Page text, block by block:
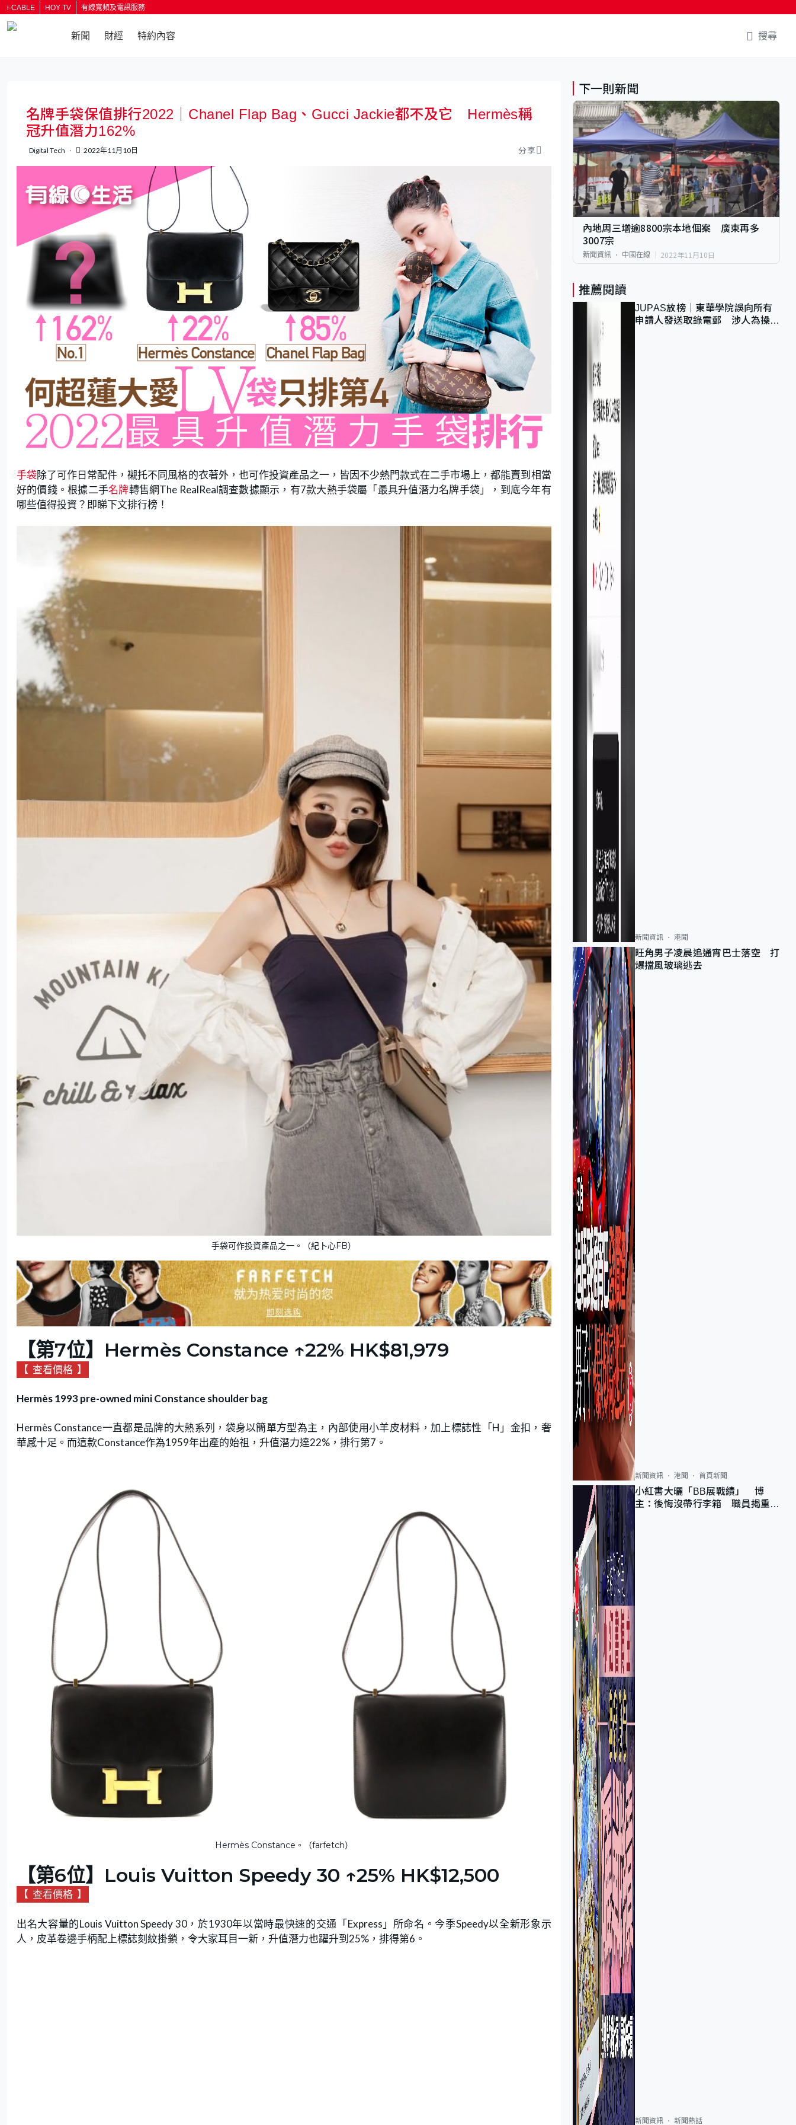
i-CABLE HOY TV 有線寬頻及電訊服務
新聞 財經 特約內容 搜尋
名牌手袋保值排行2022｜Chanel Flap Bag、Gucci Jackie都不及它 Hermès稱
冠升值潛力162%
Digital Tech 2022年11月10日 分享
手袋除了可作日常配件，襯托不同風格的衣著外，也可作投資產品之一，皆因不少熱門款式在二手市場上，都能賣到相當
好的價錢。根據二手名牌轉售網The RealReal調查數據顯示，有7款大熱手袋屬「最具升值潛力名牌手袋」，到底今年有
哪些值得投資？即睇下文排行榜！
手袋可作投資產品之一。（紀卜心FB）
【第7位】Hermès Constance ↑22% HK$81,979
【 查看價格 】
Hermès 1993 pre-owned mini Constance shoulder bag
Hermès Constance一直都是品牌的大熱系列，袋身以簡單方型為主，內部使用小羊皮材料，加上標誌性「H」金扣，奢
華感十足。而這款Constance作為1959年出產的始祖，升值潛力達22%，排行第7。
Hermès Constance。（farfetch）
【第6位】Louis Vuitton Speedy 30 ↑25% HK$12,500
【 查看價格 】
出名大容量的Louis Vuitton Speedy 30，於1930年以當時最快速的交通「Express」所命名。今季Speedy以全新形象示
人，皮革卷邊手柄配上標誌刻紋掛鎖，令大家耳目一新，升值潛力也躍升到25%，排得第6。
下一則新聞
內地周三增逾8800宗本地個案 廣東再多
3007宗
新聞資訊 中國在線 2022年11月10日
推薦閱讀
JUPAS放榜｜東華學院誤向所有
申請人發送取錄電郵 涉人為操作
新聞資訊 港聞
旺角男子凌晨追通宵巴士落空 打
爆擋風玻璃逃去
新聞資訊 港聞 首頁新聞
小紅書大曬「BB展戰績」 博
主：後悔沒帶行李箱 職員揭重複
新聞資訊 新聞熱話